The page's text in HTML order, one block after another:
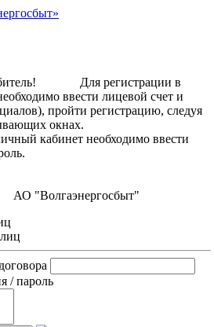
Для регистрации в
ввести лицевой счет и
пройти регистрацию, следуя
всплывающих окнах.
кабинет необходимо ввести
счет и пароль.
/ пароль